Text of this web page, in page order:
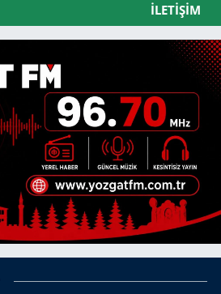
İLETIŞIM